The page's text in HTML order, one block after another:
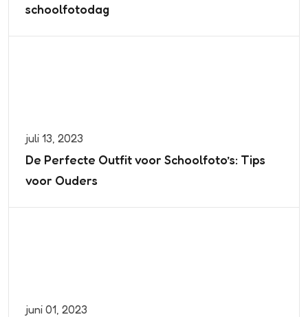
schoolfotodag
juli 13, 2023
De Perfecte Outfit voor Schoolfoto’s: Tips
voor Ouders
juni 01, 2023